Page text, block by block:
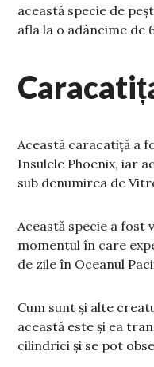
această specie de
afla la o adâncime de
Această caracatiță a
Insulele Phoenix, iar
sub denumirea de
Această specie a fost
momentul în care
de zile în Oceanul
Cum sunt și alte
această este și ea
cilindrici și se pot